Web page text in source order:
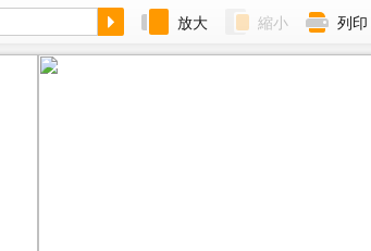
放大 縮小 列印